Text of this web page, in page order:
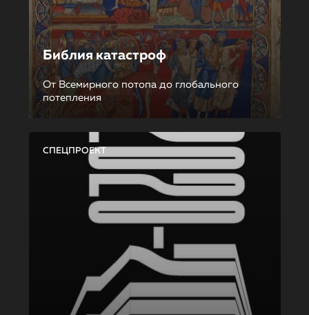
Библия катастроф
От Всемирного потопа до глобального
потепления
СПЕЦПРОЕКТ